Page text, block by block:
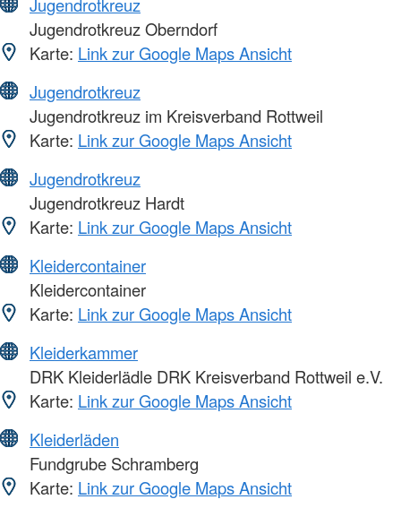
Jugendrotkreuz Oberndorf
Karte: Link zur Google Maps Ansicht
Jugendrotkreuz
Jugendrotkreuz im Kreisverband Rottweil
Karte: Link zur Google Maps Ansicht
Jugendrotkreuz
Jugendrotkreuz Hardt
Karte: Link zur Google Maps Ansicht
Kleidercontainer
Kleidercontainer
Karte: Link zur Google Maps Ansicht
Kleiderkammer
DRK Kleiderlädle DRK Kreisverband Rottweil e.V.
Karte: Link zur Google Maps Ansicht
Kleiderläden
Fundgrube Schramberg
Karte: Link zur Google Maps Ansicht